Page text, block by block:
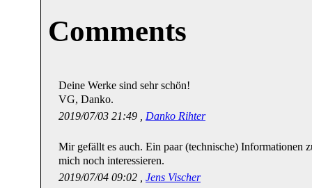
Comments
Deine Werke sind sehr schön!
VG, Danko.
2019/07/03 21:49 , Danko Rihter
Mir gefällt es auch. Ein paar (technische) Informationen
mich noch interessieren.
2019/07/04 09:02 , Jens Vischer